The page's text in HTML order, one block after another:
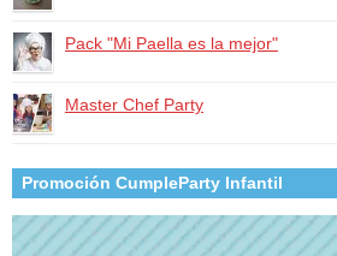
Pack "Mi Paella es la mejor"
Master Chef Party
Promoción CumpleParty Infantil